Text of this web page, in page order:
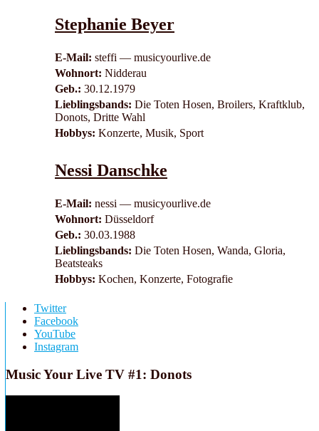
Stephanie Beyer
E-Mail: steffi — musicyourlive.de
Wohnort: Nidderau
Geb.: 30.12.1979
Lieblingsbands: Die Toten Hosen, Broilers, Kraftklub,
Donots, Dritte Wahl
Hobbys: Konzerte, Musik, Sport
Nessi Danschke
E-Mail: nessi — musicyourlive.de
Wohnort: Düsseldorf
Geb.: 30.03.1988
Lieblingsbands: Die Toten Hosen, Wanda, Gloria,
Beatsteaks
Hobbys: Kochen, Konzerte, Fotografie
Twitter
Facebook
YouTube
Instagram
Music Your Live TV #1: Donots